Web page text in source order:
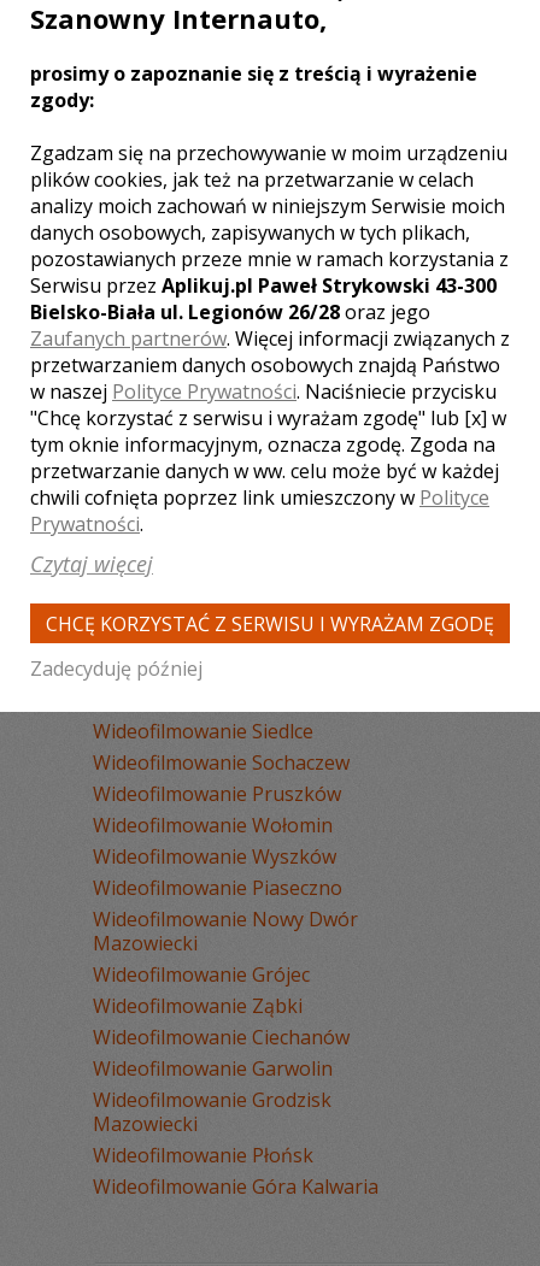
niezwykłości niepowtarzalnych chwil w
Twoim życiu, by uchronić je od
zapomnienia. Zapraszamy do nas
wszystkie Pary Młode.
Zobacz więcej
Liczba pozycji:1
WOJEWÓDZTWO MAZOWIECKIE –
ZOBACZ LISTĘ KAMERZYSTÓW Z
INNYCH MIAST:
Wideofilmowanie Warszawa
Wideofilmowanie Płock
Wideofilmowanie Legionowo
Wideofilmowanie Radom
Wideofilmowanie Mińsk Mazowiecki
Wideofilmowanie Siedlce
Wideofilmowanie Sochaczew
Wideofilmowanie Pruszków
Wideofilmowanie Wołomin
Wideofilmowanie Wyszków
Wideofilmowanie Piaseczno
Wideofilmowanie Nowy Dwór
Mazowiecki
Wideofilmowanie Grójec
Wideofilmowanie Ząbki
Wideofilmowanie Ciechanów
Wideofilmowanie Garwolin
Wideofilmowanie Grodzisk
Mazowiecki
Wideofilmowanie Płońsk
Wideofilmowanie Góra Kalwaria
Szanowny Internauto,
prosimy o zapoznanie się z treścią i wyrażenie
zgody:
Zgadzam się na przechowywanie w moim urządzeniu
plików cookies, jak też na przetwarzanie w celach
analizy moich zachowań w niniejszym Serwisie moich
danych osobowych, zapisywanych w tych plikach,
pozostawianych przeze mnie w ramach korzystania z
Serwisu przez Aplikuj.pl Paweł Strykowski 43-300
Bielsko-Biała ul. Legionów 26/28oraz jego
Zaufanych partnerów. Więcej informacji związanych z
przetwarzaniem danych osobowych znajdą Państwo
w naszej Polityce Prywatności. Naciśniecie przycisku
"Chcę korzystać z serwisu i wyrażam zgodę" lub [x] w
tym oknie informacyjnym, oznacza zgodę. Zgoda na
przetwarzanie danych w ww. celu może być w każdej
chwili cofnięta poprzez link umieszczony w Polityce
Prywatności.
Czytaj więcej
CHCĘ KORZYSTAĆ Z SERWISU I WYRAŻAM ZGODĘ
Zadecyduję później